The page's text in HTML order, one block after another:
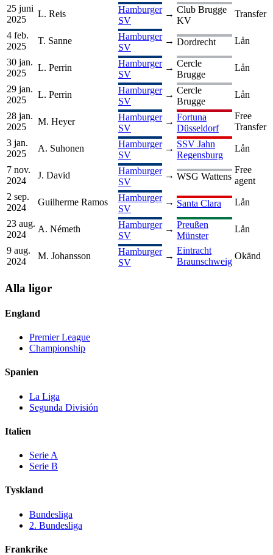
25 juni
2025
L. Reis
Hamburger
SV
→ Club Brugge
KV
Transfer
4 feb.
2025
T. Sanne
Hamburger
SV
→ Dordrecht Lån
30 jan.
2025
L. Perrin
Hamburger
SV
→ Cercle
Brugge
Lån
29 jan.
2025
L. Perrin
Hamburger
SV
→ Cercle
Brugge
Lån
28 jan.
2025
M. Heyer
Hamburger
SV
→ Fortuna
Düsseldorf
Free
Transfer
3 jan.
2025
A. Suhonen
Hamburger
SV
→ SSV Jahn
Regensburg
Lån
7 nov.
2024
J. David
Hamburger
SV
→ WSG Wattens
Free
agent
2 sep.
2024
Guilherme Ramos
Hamburger
SV
→ Santa Clara Lån
23 aug.
2024
A. Németh
Hamburger
SV
→ Preußen
Münster
Lån
9 aug.
2024
M. Johansson
Hamburger
SV
→
Eintracht
Braunschweig
Okänd
Alla ligor
England
Premier League
Championship
Spanien
La Liga
Segunda División
Italien
Serie A
Serie B
Tyskland
Bundesliga
2. Bundesliga
Frankrike